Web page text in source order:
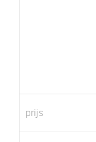
prijs